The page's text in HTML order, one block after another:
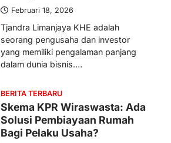
Februari 18, 2026
Tjandra Limanjaya KHE adalah
seorang pengusaha dan investor
yang memiliki pengalaman panjang
dalam dunia bisnis.…
BERITA TERBARU
Skema KPR Wiraswasta: Ada
Solusi Pembiayaan Rumah
Bagi Pelaku Usaha?